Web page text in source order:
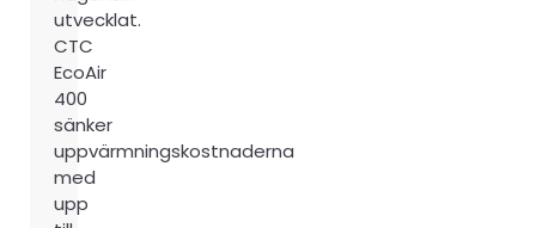
utvecklat.
CTC
EcoAir
400
sänker
uppvärmningskostnaderna
med
upp